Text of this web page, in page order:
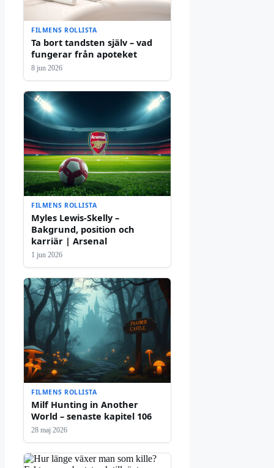
FILMENS ROLLISTA
Ta bort tandsten själv – vad
fungerar från apoteket
8 jun 2026
FILMENS ROLLISTA
Myles Lewis-Skelly –
Bakgrund, position och
karriär | Arsenal
1 jun 2026
FILMENS ROLLISTA
Milf Hunting in Another
World – senaste kapitel 106
28 maj 2026